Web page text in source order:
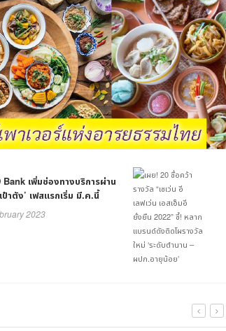
Bank เพิ่มช่องทางบริการผ่าน
ป๋าตัง’ เฟสแรกเริ่ม มี.ค.นี้
2023